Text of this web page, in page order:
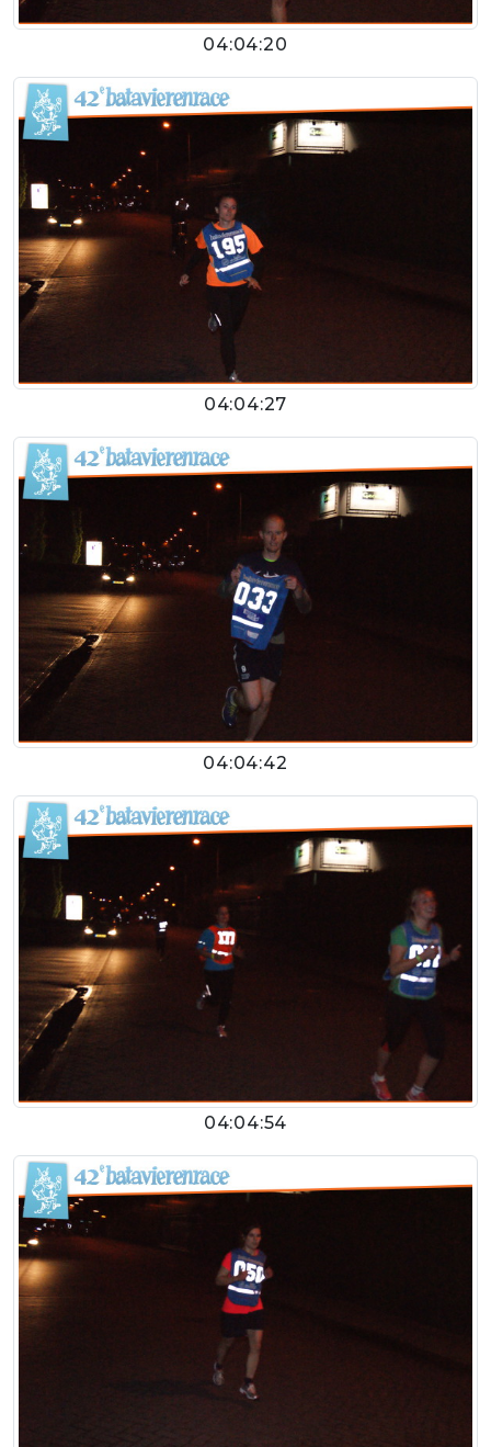
04:04:20
04:04:27
04:04:42
04:04:54